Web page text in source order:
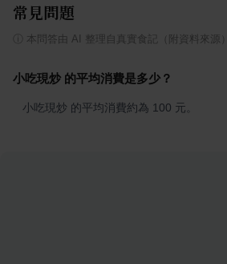
常見問題
本問答由 AI 整理自真實食記（附資料來源）
小吃現炒 的平均消費是多少？
小吃現炒 的平均消費約為 100 元。